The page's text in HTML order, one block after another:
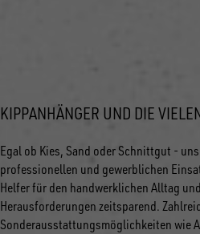
KIPPANHÄNGER UND DIE
Egal ob Kies, Sand oder Schnittgut -
professionellen und gewerblichen
Helfer für den handwerklichen Alltag
Herausforderungen zeitsparend.
Sonderausstattungsmöglichkeiten wie